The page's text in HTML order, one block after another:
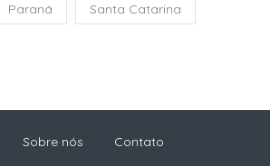
Paraná Santa Catarina
Sobre nós Contato